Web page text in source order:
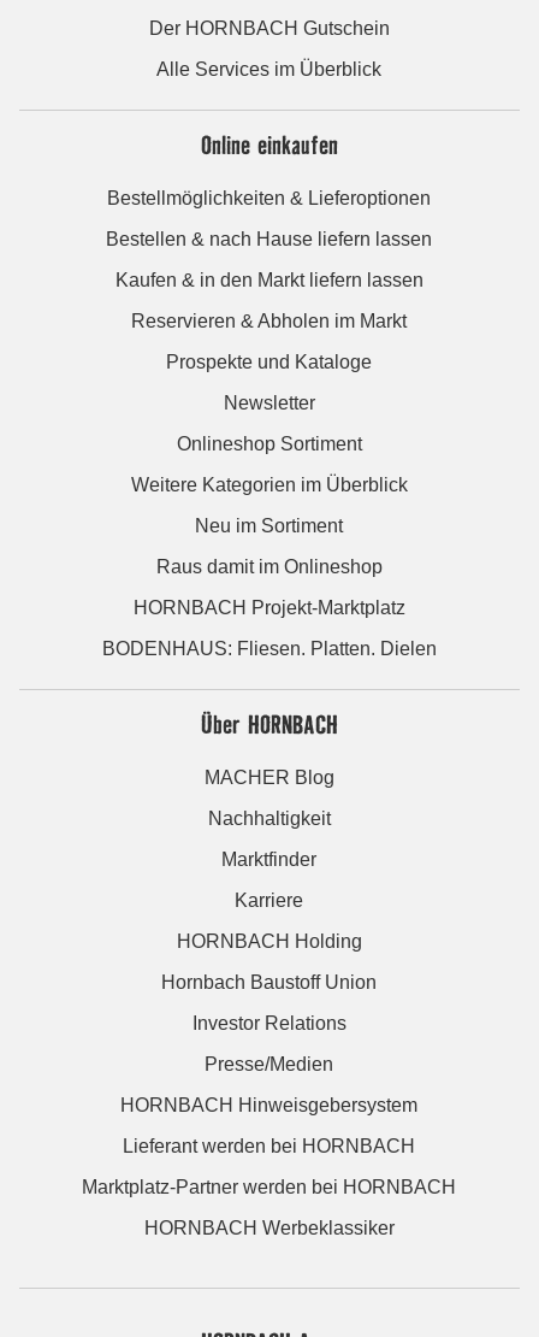
Der HORNBACH Gutschein
Alle Services im Überblick
Online einkaufen
Bestellmöglichkeiten & Lieferoptionen
Bestellen & nach Hause liefern lassen
Kaufen & in den Markt liefern lassen
Reservieren & Abholen im Markt
Prospekte und Kataloge
Newsletter
Onlineshop Sortiment
Weitere Kategorien im Überblick
Neu im Sortiment
Raus damit im Onlineshop
HORNBACH Projekt-Marktplatz
BODENHAUS: Fliesen. Platten. Dielen
Über HORNBACH
MACHER Blog
Nachhaltigkeit
Marktfinder
Karriere
HORNBACH Holding
Hornbach Baustoff Union
Investor Relations
Presse/Medien
HORNBACH Hinweisgebersystem
Lieferant werden bei HORNBACH
Marktplatz-Partner werden bei HORNBACH
HORNBACH Werbeklassiker